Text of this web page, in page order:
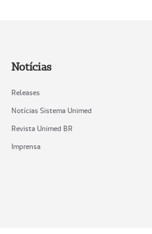
Notícias
Releases
Notícias Sistema Unimed
Revista Unimed BR
Imprensa